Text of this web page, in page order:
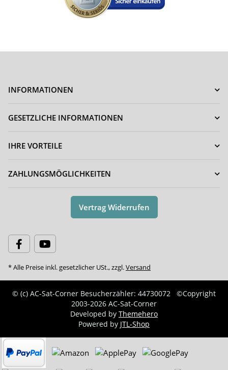
INFORMATIONEN
GESETZLICHE INFORMATIONEN
IHRE VORTEILE
ZAHLUNGSMÖGLICHKEITEN
Vertrag Widerrufen
* Alle Preise inkl. gesetzlicher USt., zzgl.Versand
© (c) AC-Sat-Corner Besucherzähler: 44730072
©Copyright
2003-2026 AC-Sat-Corner
Developed by Themehero
Powered by JTL-Shop